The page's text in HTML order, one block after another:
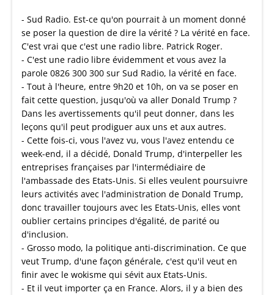
- Sud Radio. Est-ce qu'on pourrait à un moment donné
se poser la question de dire la vérité ? La vérité en face.
C'est vrai que c'est une radio libre. Patrick Roger.
- C'est une radio libre évidemment et vous avez la
parole 0826 300 300 sur Sud Radio, la vérité en face.
- Tout à l'heure, entre 9h20 et 10h, on va se poser en
fait cette question, jusqu'où va aller Donald Trump ?
Dans les avertissements qu'il peut donner, dans les
leçons qu'il peut prodiguer aux uns et aux autres.
- Cette fois-ci, vous l'avez vu, vous l'avez entendu ce
week-end, il a décidé, Donald Trump, d'interpeller les
entreprises françaises par l'intermédiaire de
l'ambassade des Etats-Unis. Si elles veulent poursuivre
leurs activités avec l'administration de Donald Trump,
donc travailler toujours avec les Etats-Unis, elles vont
oublier certains principes d'égalité, de parité ou
d'inclusion.
- Grosso modo, la politique anti-discrimination. Ce que
veut Trump, d'une façon générale, c'est qu'il veut en
finir avec le wokisme qui sévit aux Etats-Unis.
- Et il veut importer ça en France. Alors, il y a bien des